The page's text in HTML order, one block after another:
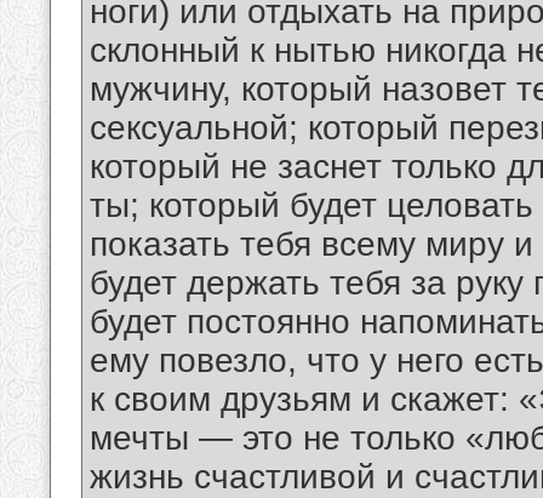
ноги) или отдыхать на
склонный к нытью никогда
мужчину, который назовет
сексуальной; который
который не заснет только
ты; который будет
показать тебя всему миру
будет держать тебя за
будет постоянно
ему повезло, что у него
к своим друзьям и
мечты — это не только
жизнь счастливой и